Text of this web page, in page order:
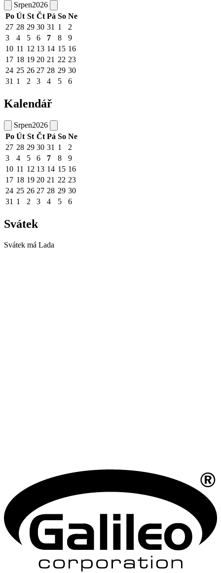
Srpen2026
Po Út St Čt Pá So Ne
27 28 29 30 31 1
2
3
4 5 6 7 8
9
10 11 12 13 14 15 16
17 18 19 20 21 22 23
24 25 26 27 28 29 30
31 1 2 3 4 5 6
Kalendář
Srpen2026
Po Út St Čt Pá So Ne
27 28 29 30 31 1
2
3
4 5 6 7 8
9
10 11 12 13 14 15 16
17 18 19 20 21 22 23
24 25 26 27 28 29 30
31 1 2 3 4 5 6
Svátek
Svátek má Lada